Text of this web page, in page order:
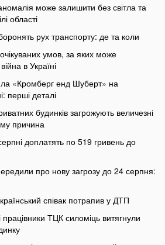
може залишити без світла та
області
рух транспорту: де та коли
умов, за яких може
в Україні
«Кромберг енд Шуберт» на
перші деталі
будинків загрожують величезні
причина
доплатять по 519 гривень до
про нову загрозу до 24 серпня:
співак потрапив у ДТП
ТЦК силоміць витягнули